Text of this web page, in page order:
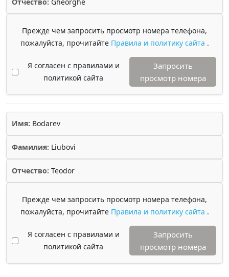
Прежде чем запросить просмотр номера телефона,
пожалуйста, прочитайте Правила и политику сайта .
Я согласен с правилами и
политикой сайта
Запросить
просмотр номера
Имя: Bodarev
Фамилия: Liubovi
Отчество: Teodor
Прежде чем запросить просмотр номера телефона,
пожалуйста, прочитайте Правила и политику сайта .
Я согласен с правилами и
политикой сайта
Запросить
просмотр номера